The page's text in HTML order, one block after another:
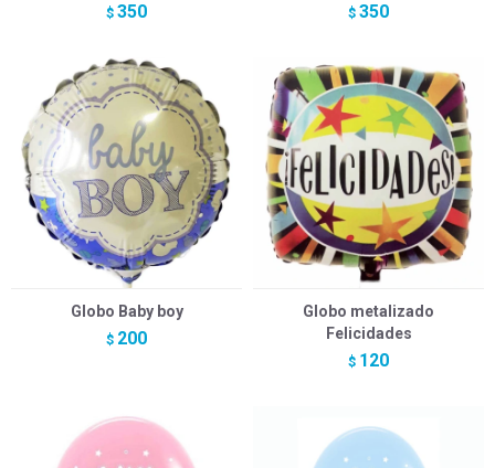
$ 350 $ 350
Globo Baby boy
$ 200
Globo metalizado
Felicidades
$ 120